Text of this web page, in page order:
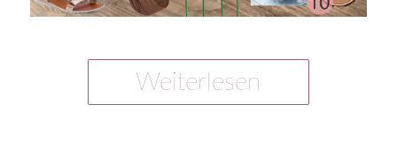
Weiterlesen